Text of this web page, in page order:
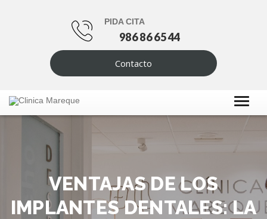
PIDA CITA
986 86 65 44
Contacto
VENTAJAS DE LOS
IMPLANTES DENTALES: LA